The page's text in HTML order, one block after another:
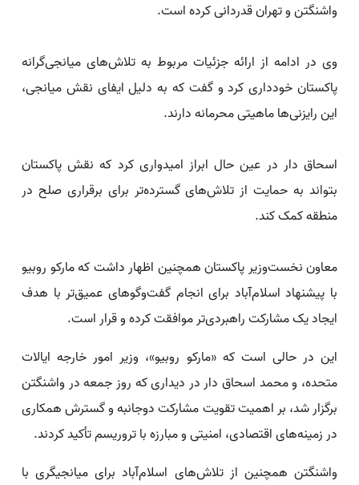
واشنگتن و تهران قدردانی کرده است.
وی در ادامه از ارائه جزئیات مربوط به تلاش‌های میانجی‌گرانه
پاکستان خودداری کرد و گفت که به دلیل ایفای نقش میانجی،
این رایزنی‌ها ماهیتی محرمانه دارند.
اسحاق دار در عین حال ابراز امیدواری کرد که نقش پاکستان
بتواند به حمایت از تلاش‌های گسترده‌تر برای برقراری صلح در
منطقه کمک کند.
معاون نخست‌وزیر پاکستان همچنین اظهار داشت که مارکو روبیو
با پیشنهاد اسلام‌آباد برای انجام گفت‌وگوهای عمیق‌تر با هدف
ایجاد یک مشارکت راهبردی‌تر موافقت کرده و قرار است.
این در حالی است که «مارکو روبیو»، وزیر امور خارجه ایالات
متحده، و محمد اسحاق دار در دیداری که روز جمعه در واشنگتن
برگزار شد، بر اهمیت تقویت مشارکت دوجانبه و گسترش همکاری
در زمینه‌های اقتصادی، امنیتی و مبارزه با تروریسم تأکید کردند.
واشنگتن همچنین از تلاش‌های اسلام‌آباد برای میانجیگری با